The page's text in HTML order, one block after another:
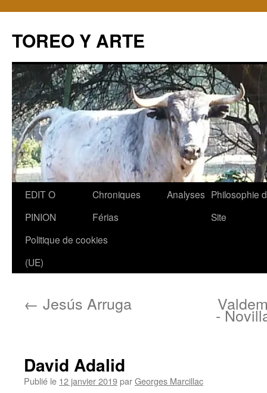
TOREO Y ARTE
Aller
contenu
EDIT O
PINION
Chroniques
Férias
Analyses Philosophie
Site
Politique de cookies
(UE)
← Jesús Arruga
-
David Adalid
Publié le 12 janvier 2019parGeorges Marcillac